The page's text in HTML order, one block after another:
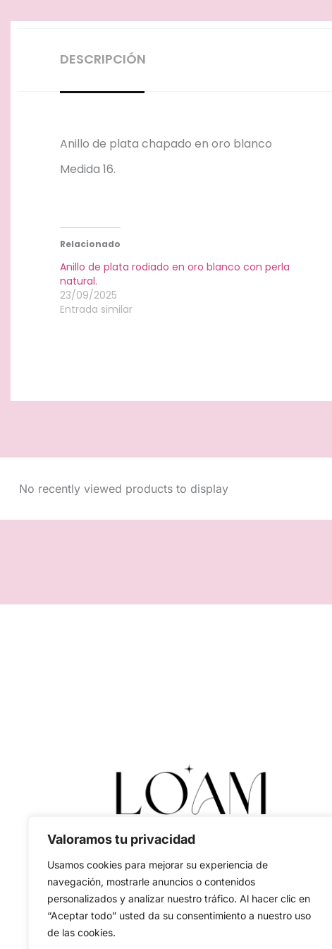
Valoramos tu privacidad
Usamos cookies para mejorar su experiencia de
navegación, mostrarle anuncios o contenidos
personalizados y analizar nuestro tráfico. Al hacer clic en
“Aceptar todo” usted da su consentimiento a nuestro uso
de las cookies.
DESCRIPCIÓN
Anillo de plata chapado en oro blanco
Medida 16.
Relacionado
Anillo de plata rodiado en oro blanco con perla
natural.
23/09/2025
Entrada similar
No recently viewed products to display